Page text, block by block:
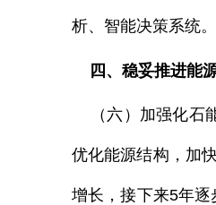
析、智能决策系统
四、稳妥推进能
（六）加强化石
优化能源结构，加
增长，接下来5年逐